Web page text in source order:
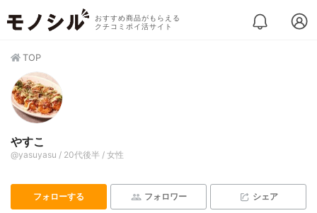
おすすめ商品がもらえる
クチコミポイ活サイト
TOP
やすこ
@yasuyasu / 20代後半 / 女性
フォローする フォロワー シェア